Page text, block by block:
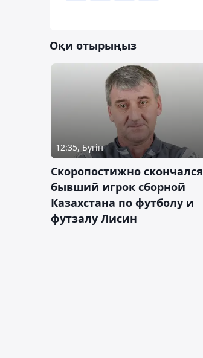
Оқи отырыңыз
12:35, Бүгін
Скоропостижно скончался
бывший игрок сборной
Казахстана по футболу и
футзалу Лисин